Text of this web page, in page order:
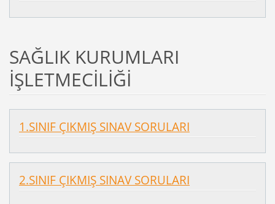
SAĞLIK KURUMLARI
İŞLETMECİLİĞİ
1.SINIF ÇIKMIŞ SINAV SORULARI
2.SINIF ÇIKMIŞ SINAV SORULARI